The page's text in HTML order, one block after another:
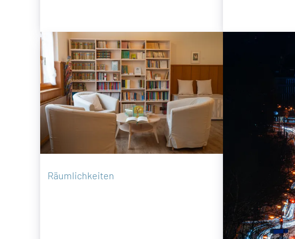
Räumlichkeiten